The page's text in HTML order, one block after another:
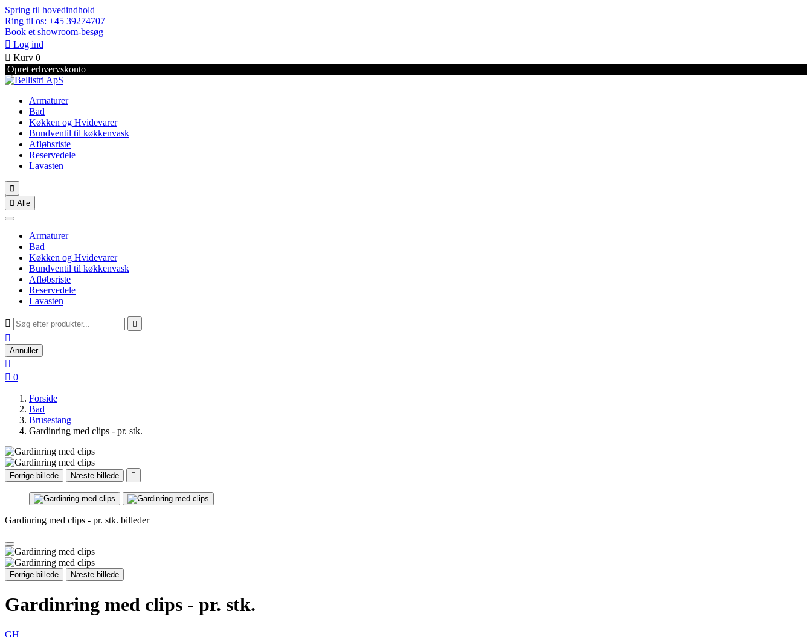
Spring til hovedindhold
Ring til os: +45 39274707
Book et showroom-besøg
 Log ind
 Kurv 0
Opret erhvervskonto
Armaturer
Bad
Køkken og Hvidevarer
Bundventil til køkkenvask
Afløbsriste
Reservedele
Lavasten

 Alle
Armaturer
Bad
Køkken og Hvidevarer
Bundventil til køkkenvask
Afløbsriste
Reservedele
Lavasten
 

Annuller

 0
Forside
Bad
Brusestang
Gardinring med clips - pr. stk.
Forrige billede Næste billede 
Gardinring med clips - pr. stk. billeder
Forrige billede Næste billede
Gardinring med clips - pr. stk.
GH